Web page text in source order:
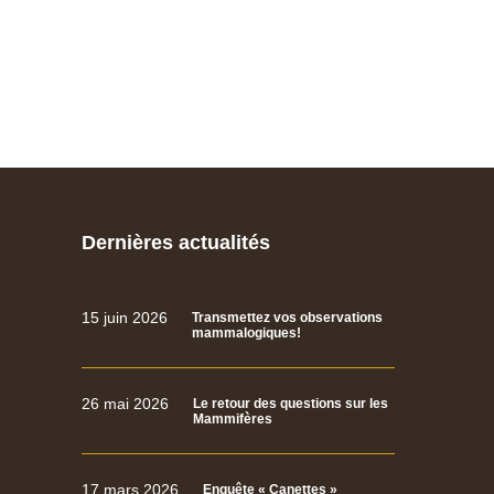
Dernières actualités
15 juin 2026
Transmettez vos observations
mammalogiques!
26 mai 2026
Le retour des questions sur les
Mammifères
17 mars 2026 Enquête « Canettes »